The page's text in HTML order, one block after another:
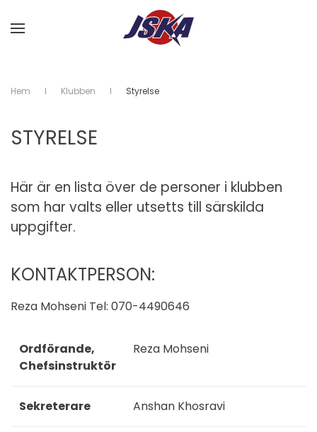
Skip to main content
Hem Klubben Styrelse
STYRELSE
Här är en lista över de personer i klubben
som har valts eller utsetts till särskilda
uppgifter.
KONTAKTPERSON:
Reza Mohseni Tel: 070-4490646
Ordförande,
Chefsinstruktör
Reza Mohseni
Sekreterare Anshan Khosravi